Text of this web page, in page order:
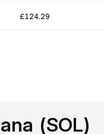
£124.29
(SOL)